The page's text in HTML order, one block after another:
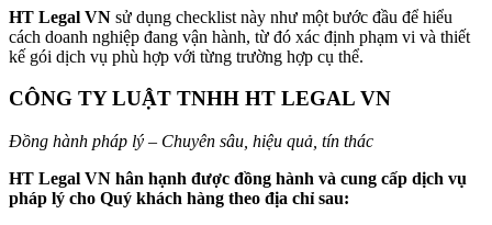
HT Legal VN sử dụng checklist này như một bước đầu để hiểu
cách doanh nghiệp đang vận hành, từ đó xác định phạm vi và thiết
kế gói dịch vụ phù hợp với từng trường hợp cụ thể.
CÔNG TY LUẬT TNHH HT LEGAL VN
Đồng hành pháp lý – Chuyên sâu, hiệu quả, tín thác
HT Legal VN hân hạnh được đồng hành và cung cấp dịch vụ
pháp lý cho Quý khách hàng theo địa chỉ sau: